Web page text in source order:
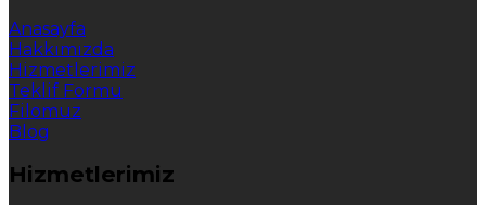
Anasayfa
Hakkımızda
Hizmetlerimiz
Teklif Formu
Filomuz
Blog
Hizmetlerimiz